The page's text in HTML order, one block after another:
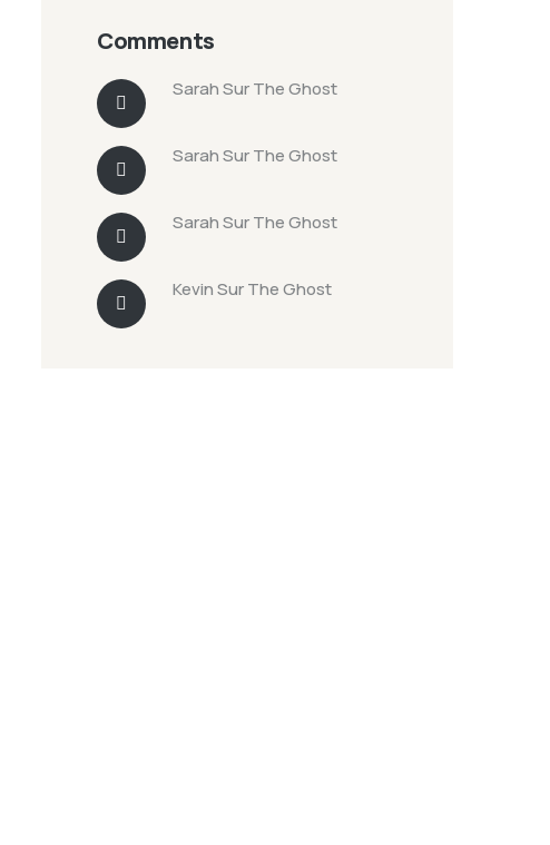
Comments
SarahSurThe Ghost
SarahSurThe Ghost
SarahSurThe Ghost
KevinSurThe Ghost